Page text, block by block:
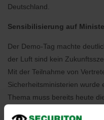
Deutschland.
Sensibilisierung auf
Der Demo-Tag machte
der Luft sind kein
Mit der Teilnahme von
Sicherheitsministerien wurde
Thema muss bereits heute